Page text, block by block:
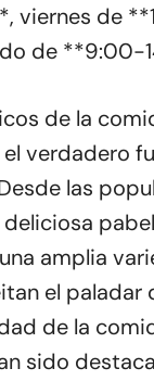
viernes de
de **9:00-
de la
el verdadero
las
amplia
el paladar
de la
sido